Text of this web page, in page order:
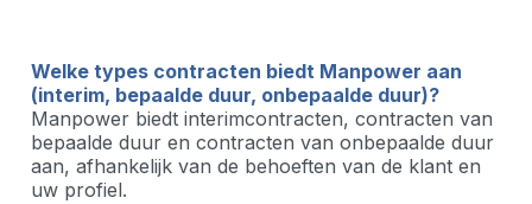
Welke types contracten biedt Manpower aan
(interim, bepaalde duur, onbepaalde duur)?
Manpower biedt interimcontracten, contracten van
bepaalde duur en contracten van onbepaalde duur
aan, afhankelijk van de behoeften van de klant en
uw profiel.